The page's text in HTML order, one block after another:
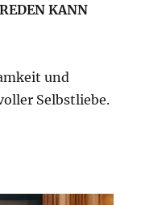
REDEN KANN
und
Selbstliebe.